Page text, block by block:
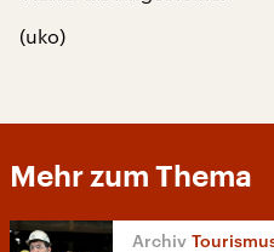
(uko)
Mehr zum Thema